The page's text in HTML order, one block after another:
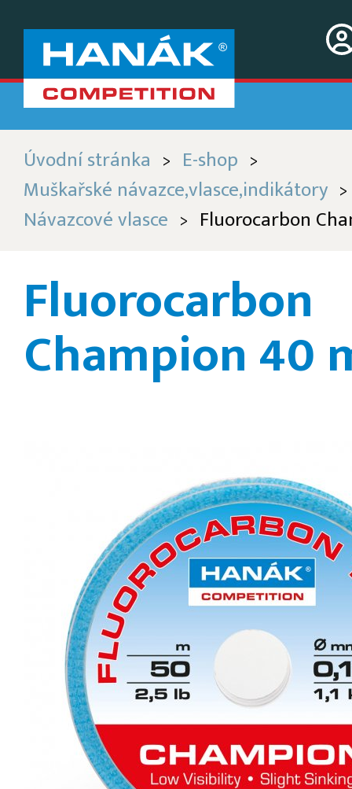
Úvodní stránka > E-shop >
Muškařské návazce,vlasce,indikátory >
Návazcové vlasce > Fluorocarbon
Fluorocarbon
Champion 40